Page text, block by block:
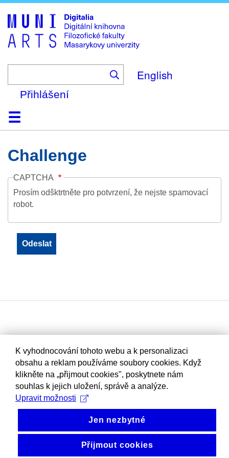
to
main
content
English
Přihlášení
DomůKolekce
Prohlížení
Vyhledávání
O platformě
Nápověda
KontaktDigitalia
Challenge
CAPTCHA
Prosím odšktrtněte pro potvrzení, že nejste spamovací
robot.
K vyhodnocování tohoto webu a k personalizaci
obsahu a reklam používáme soubory cookies. Když
klikněte na „přijmout cookies", poskytnete nám
souhlas k jejich uložení, správě a analýze.
Upravit možnosti
Jen nezbytné
Přijmout cookies